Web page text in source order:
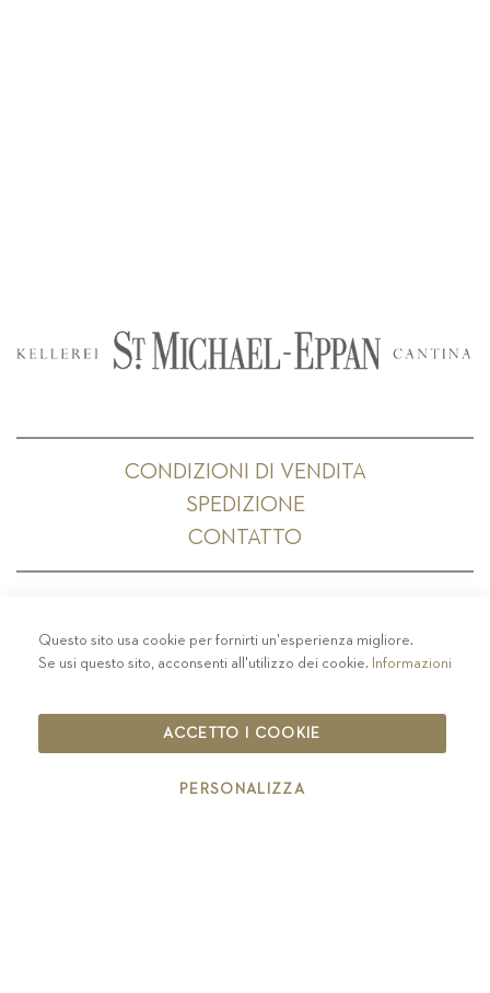
CONDIZIONI DI VENDITA
SPEDIZIONE
CONTATTO
PRIVACY-COLOPHON - COOKIE POLICY
CODICE ETICO
IT00126670215
Questo sito usa cookie per fornirti un'esperienza migliore.
Se usi questo sito, acconsenti all'utilizzo dei cookie. Informazioni
ACCETTO I COOKIE
PERSONALIZZA